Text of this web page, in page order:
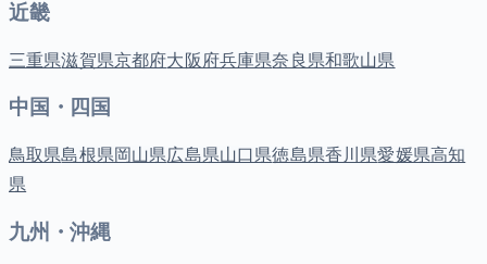
近畿
三重県滋賀県京都府大阪府兵庫県奈良県和歌山県
中国・四国
鳥取県島根県岡山県広島県山口県徳島県香川県愛媛県高知
県
九州・沖縄